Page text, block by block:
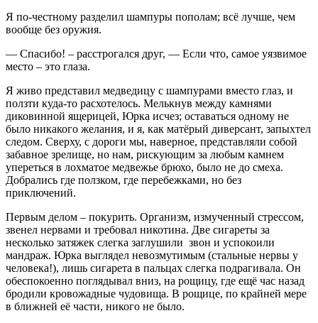
Я по-честному разделил шампуры пополам; всё лучше, чем
вообще без оружия.
— Спасибо! – расстрогался друг, — Если что, самое уязвимое
место – это глаза.
Я живо представил медведицу с шампурами вместо глаз, и
ползти куда-то расхотелось. Мелькнув между камнями
диковинной ящерицей, Юрка исчез; оставаться одному не
было никакого желания, и я, как матёрый диверсант, запыхтел
следом. Сверху, с дороги мы, наверное, представляли собой
забавное зрелище, но нам, рискующим за любым камнем
упереться в лохматое медвежье брюхо, было не до смеха.
Добрались где ползком, где перебежками, но без
приключений.
Первым делом – покурить. Организм, измученный стрессом,
звенел нервами и требовал никотина. Две сигареты за
несколько затяжек слегка заглушили звон и успокоили
мандраж. Юрка выглядел невозмутимым (стальные нервы у
человека!), лишь сигарета в пальцах слегка подрагивала. Он
обеспокоенно поглядывал вниз, на рощицу, где ещё час назад
бродили кровожадные чудовища. В рощице, по крайней мере
в ближней её части, никого не было.